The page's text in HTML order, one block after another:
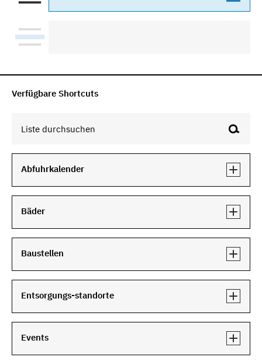
Verfügbare Shortcuts
Abfuhrkalender
Bäder
Baustellen
Entsorgungs-standorte
Events